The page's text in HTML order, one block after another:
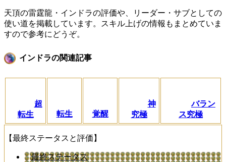
天頂の雷霆龍・インドラの評価や、リーダー・サブとしての
使い道を掲載しています。スキル上げの情報もまとめていま
すので参考にどうぞ。
インドラの関連記事
超
転生
転生 覚醒
神
究極
バラン
ス究極
【最終ステータスと評価】
最終ステータス